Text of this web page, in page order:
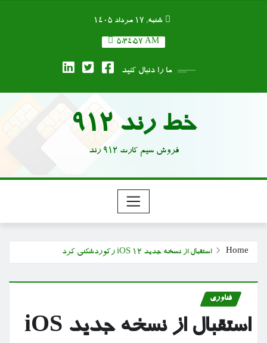
شنبه, ۱۷ مرداد ۱۴۰۵
5:34:57 AM
ما را دنبال کنید
خط رند 912
فروش سیم کارت 912 رند
Home استقبال از نسخه جدید iOS ۱۲ رکوردشکنی کرد
فناوری
استقبال از نسخه جدید iOS